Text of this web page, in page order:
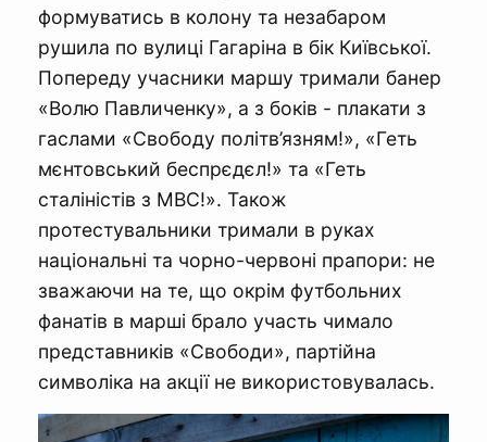
формуватись в колону та незабаром
рушила по вулиці Гагаріна в бік Київської.
Попереду учасники маршу тримали банер
«Волю Павличенку», а з боків - плакати з
гаслами «Свободу політв’язням!», «Геть
мєнтовський беспрєдєл!» та «Геть
сталіністів з МВС!». Також
протестувальники тримали в руках
національні та чорно-червоні прапори: не
зважаючи на те, що окрім футбольних
фанатів в марші брало участь чимало
представників «Свободи», партійна
символіка на акції не використовувалась.